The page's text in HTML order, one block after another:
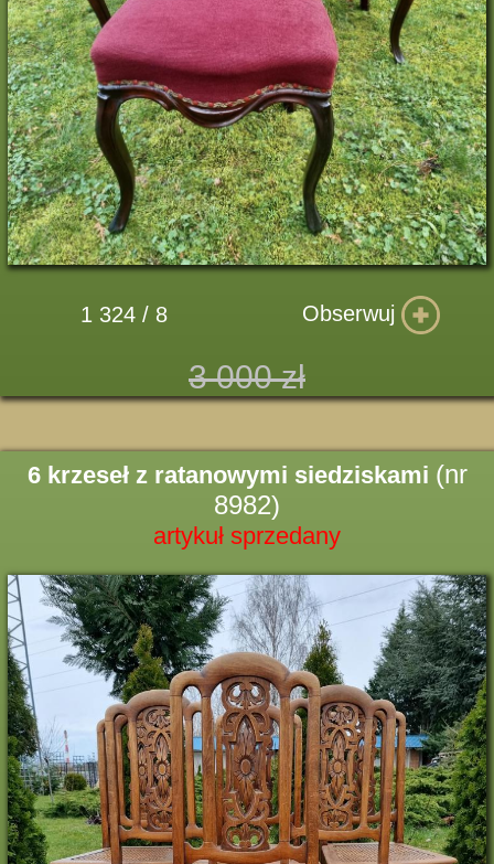
1 324 / 8 Obserwuj
3 000 zł
6 krzeseł z ratanowymi siedziskami (nr
8982)
artykuł sprzedany